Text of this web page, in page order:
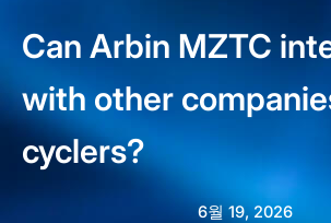
Can Arbin MZTC
with other
cyclers?
6월 19, 2026